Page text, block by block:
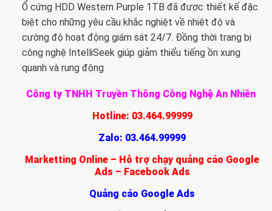
Ổ cứng HDD Western Purple 1TB đã được thiết kế đặc
biệt cho những yêu cầu khắc nghiệt về nhiệt độ và
cường độ hoạt động giám sát 24/7. Đồng thời trang bị
công nghệ IntelliSeek giúp giảm thiểu tiếng ồn xung
quanh và rung động
Công ty TNHH Truyền Thông Công Nghệ An Nhiên
Hotline: 03.464.99999
Zalo: 03.464.99999
Marketting Online – Hỗ trợ chạy quảng cáo Google
Ads – Facebook Ads
Quảng cáo Google Ads